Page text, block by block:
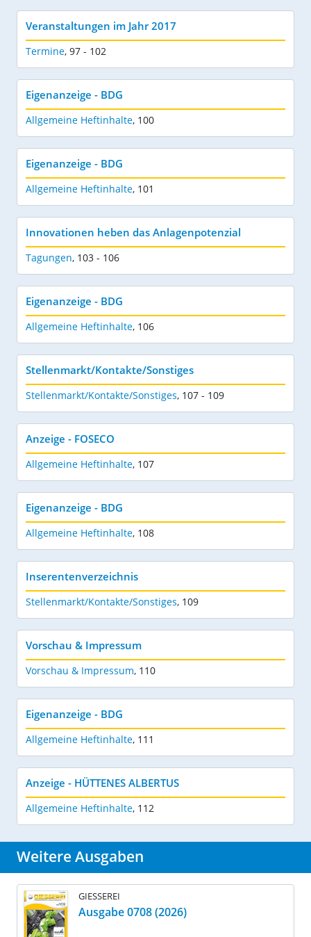
Veranstaltungen im Jahr 2017
Termine, 97 - 102
Eigenanzeige - BDG
Allgemeine Heftinhalte, 100
Eigenanzeige - BDG
Allgemeine Heftinhalte, 101
Innovationen heben das Anlagenpotenzial
Tagungen, 103 - 106
Eigenanzeige - BDG
Allgemeine Heftinhalte, 106
Stellenmarkt/Kontakte/Sonstiges
Stellenmarkt/Kontakte/Sonstiges, 107 - 109
Anzeige - FOSECO
Allgemeine Heftinhalte, 107
Eigenanzeige - BDG
Allgemeine Heftinhalte, 108
Inserentenverzeichnis
Stellenmarkt/Kontakte/Sonstiges, 109
Vorschau & Impressum
Vorschau & Impressum, 110
Eigenanzeige - BDG
Allgemeine Heftinhalte, 111
Anzeige - HÜTTENES ALBERTUS
Allgemeine Heftinhalte, 112
Weitere Ausgaben
GIESSEREI
Ausgabe 0708 (2026)